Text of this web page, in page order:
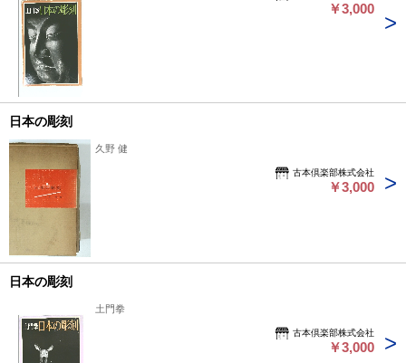
￥3,000
日本の彫刻
久野 健
古本倶楽部株式会社
￥3,000
日本の彫刻
土門拳
古本倶楽部株式会社
￥3,000